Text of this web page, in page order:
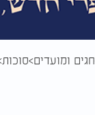
חגים ומועדים סוכות